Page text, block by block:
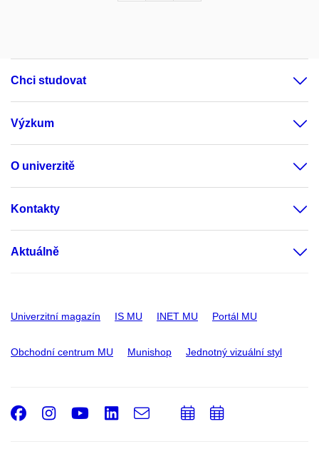
Chci studovat
Výzkum
O univerzitě
Kontakty
Aktuálně
Univerzitní magazín IS MU INET MU Portál MU
Obchodní centrum MU Munishop Jednotný vizuální styl
Facebook
Instagram
Youtube
LinkedIn
e-
PřidatPřidat